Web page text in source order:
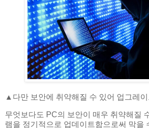
▲​다만 보안에 취약해질 수 있어 업그레
무엇보다도 PC의 보안이 매우 취약해질
램을 정기적으로 업데이트함으로써 막을